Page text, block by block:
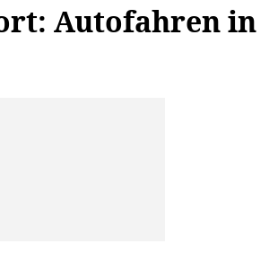
Autofahren in